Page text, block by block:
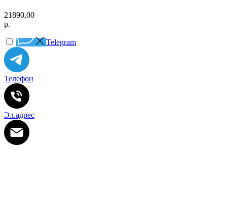
21890,00
р.
Telegram
Телефон
Эл.адрес